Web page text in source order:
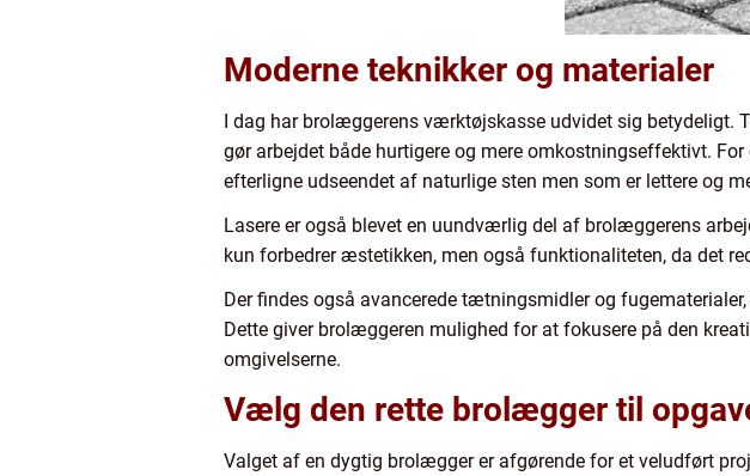
Moderne teknikker og materialer
I dag har brolæggerens værktøjskasse udvidet sig betydeligt.
gør arbejdet både hurtigere og mere omkostningseffektivt.
efterligne udseendet af naturlige sten men som er lettere og
Lasere er også blevet en uundværlig del af brolæggerens
kun forbedrer æstetikken, men også funktionaliteten, da det
Der findes også avancerede tætningsmidler og
Dette giver brolæggeren mulighed for at fokusere på den
omgivelserne.
Vælg den rette brolægger til
Valget af en dygtig brolægger er afgørende for et veludført